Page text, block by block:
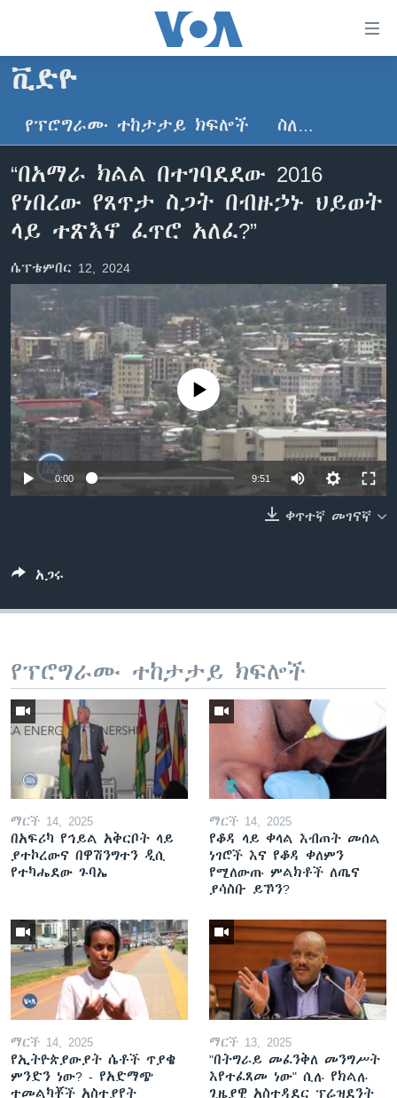
ማገናኛዎች
ዋናው
ይዘት
ወደ
ዋናው
ይዘት
እለፍ
ወደ
ዋናው
እለፍ
ዜና
ኢትዮጵያ
አሜሪካ
ኑሮ በጤንነት
ከምሽቱ ሦስት ሰዓት የአማርኛ ዜና
ቪዲዮ
ክምችት
Learning English
ይከተሉን
ቋንቋዎች
ቪድዮ
የፕሮግራሙ ተከታታይ ክፍሎች ስለ…
“በአማራ ክልል በተገባደደው 2016
የነበረው የጸጥታ ስጋት በብዙኃኑ ህይወት
ላይ ተጽእኖ ፈጥሮ አለፈ?”
ሴፕቴምበር 12, 2024
No media source currently available
0:00 9:51
ቀጥተኛ መገናኛ
አጋሩ
የፕሮግራሙ ተከታታይ ክፍሎች
ማርች 14, 2025
በአፍሪካ የኅይል አቅርቦት ላይ
ያተኮረውና በዋሽንግተን ዲሲ
የተካሔደው ጉባኤ
ማርች 14, 2025
የቆዳ ላይ ቀላል እብጠት መሰል
ነገሮች እና የቆዳ ቀለምን
የሚለውጡ ምልክቶች ለጤና
ያሳስቡ ይኾን?
ማርች 14, 2025
የኢትዮጵያውያት ሴቶች ጥያቄ
ምንድን ነው? - የአድማጭ
ተመልካቾች አስተያየት
ማርች 13, 2025
"በትግራይ መፈንቅለ መንግሥት
እየተፈጸመ ነው" ሲሉ የክልሉ
ጊዜያዊ አስተዳደር ፕሬዝደንት